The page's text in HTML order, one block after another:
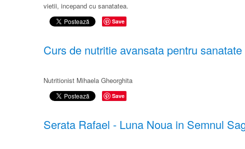
vietii, incepand cu sanatatea.
Save
Curs de nutritie avansata pentru
Nutritionist Mihaela Gheorghita​
Save
Serata Rafael - Luna Noua in Semnul